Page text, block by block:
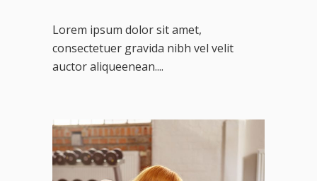
Lorem ipsum dolor sit amet,
consectetuer gravida nibh vel velit
auctor aliqueenean....